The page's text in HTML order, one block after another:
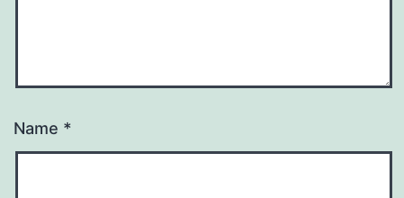
Name *